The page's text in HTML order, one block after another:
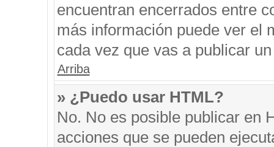
encuentran encerrados entre
más información puede ver el
cada vez que vas a publicar
Arriba
» ¿Puedo usar HTML?
No. No es posible publicar en
acciones que se pueden